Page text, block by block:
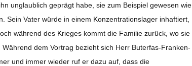
unglaub­lich geprägt habe, sie zum Bei­spiel gewe­sen wie
Sein Vater würde in einem Kon­zen­tra­ti­ons­la­ger inhaf­tiert,
wäh­rend des Krie­ges kommt die Fami­lie zurück, wo sie
dem Vor­trag bezieht sich Herr Buter­­fas-Fran­ken­­
und immer wie­der ruf er dazu auf, dass die